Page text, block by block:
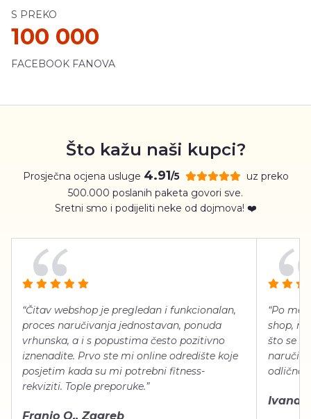
S PREKO
100 000
FACEBOOK FANOVA
Što kažu naši kupci?
Prosječna ocjena usluge 4.91/5
uz preko
500.000 poslanih paketa govori sve.
Sretni smo i podijeliti neke od dojmova! ❤️
“Čitav webshop je pregledan i funkcionalan,
proces naručivanja jednostavan, ponuda
vrhunska, a i s popustima često pozitivno
iznenadite. Prvo ste mi online odredište koje
posjetim kada su mi potrebni fitness-
rekviziti. Tople preporuke.”
Franjo O., Zagreb
“Po
shop,
što se
naručiti,
odlično
Ivana